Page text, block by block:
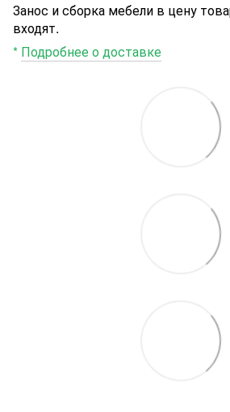
Занос и сборка мебели в цену
входят.
* Подробнее о доставке